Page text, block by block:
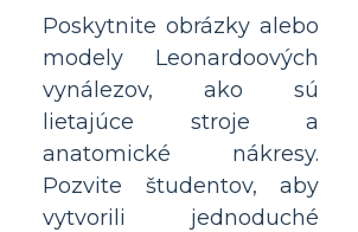
Poskytnite obrázky alebo
modely Leonardoových
vynálezov, ako sú
lietajúce stroje a
anatomické nákresy.
Pozvite študentov, aby
vytvorili jednoduché